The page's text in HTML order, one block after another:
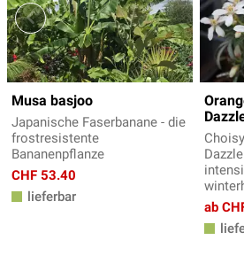
Musa basjoo
Japanische Faserbanane - die
frostresistente
Bananenpflanze
CHF 53.40
lieferbar
ab